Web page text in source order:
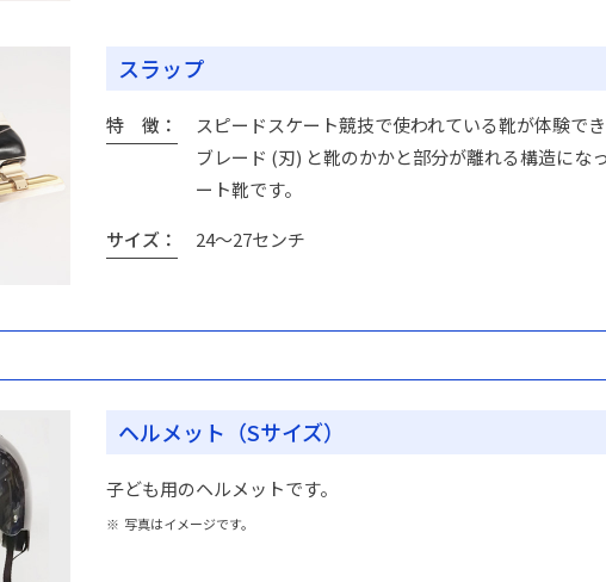
スラップ
特 徴
スピードスケート競技で使われている靴が体験でき
ブレード (刃) と靴のかかと部分が離れる構造にな
ート靴です。
サイズ
24～27センチ
ヘルメット（Sサイズ）
子ども用のヘルメットです。
※ 写真はイメージです。